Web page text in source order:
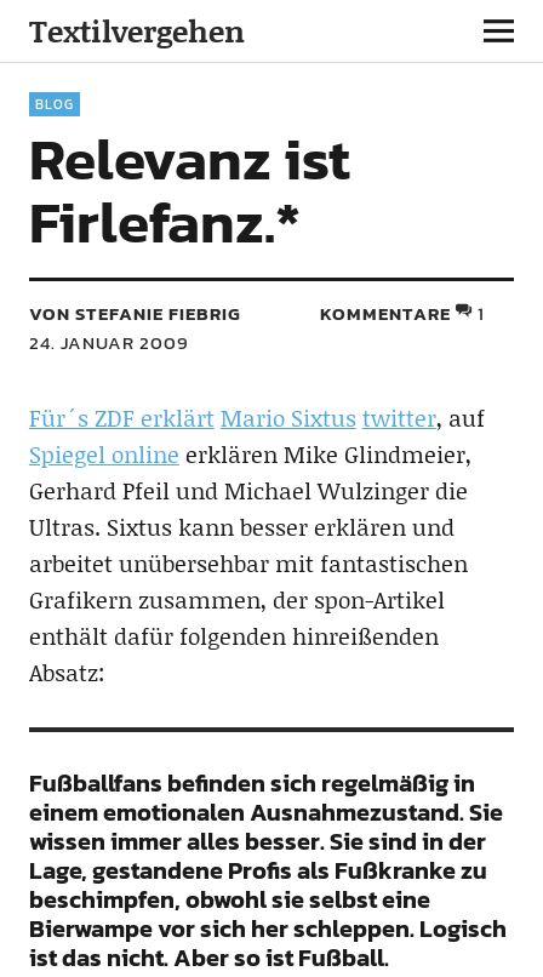
Textilvergehen
BLOG
Relevanz ist
Firlefanz.*
VON STEFANIE FIEBRIG
24. JANUAR 2009
KOMMENTARE 1
Für´s ZDF erklärtMario Sixtustwitter, auf
Spiegel online erklären Mike Glindmeier,
Gerhard Pfeil und Michael Wulzinger die
Ultras. Sixtus kann besser erklären und
arbeitet unübersehbar mit fantastischen
Grafikern zusammen, der spon-Artikel
enthält dafür folgenden hinreißenden
Absatz:
Fußballfans befinden sich regelmäßig in
einem emotionalen Ausnahmezustand. Sie
wissen immer alles besser. Sie sind in der
Lage, gestandene Profis als Fußkranke zu
beschimpfen, obwohl sie selbst eine
Bierwampe vor sich her schleppen. Logisch
ist das nicht. Aber so ist Fußball.